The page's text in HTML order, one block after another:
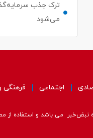
ترک جذب
می‌شود
اجتماعی فرهنگی
نبض‌خبر می باشد و استفاده از